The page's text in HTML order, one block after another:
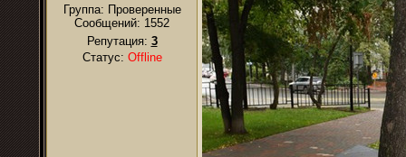
Группа: Проверенные
Сообщений: 1552
Репутация: 3
Статус: Offline